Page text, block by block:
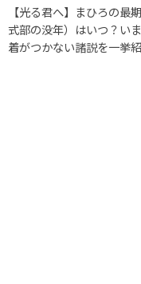
【光る君へ】まひろの最
式部の没年）はいつ？い
着がつかない諸説を一挙